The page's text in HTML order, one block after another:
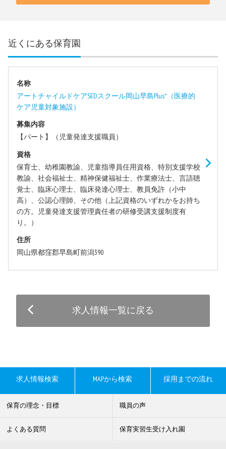
近くにある保育園
名称
アートチャイルドケアSEDスクール岡山早島Plus⁺（医療的
ケア児童対象施設）
募集内容
【パート】（児童発達支援職員）
資格
保育士、幼稚園教諭、児童指導員任用資格、特別支援学校
教諭、社会福祉士、精神保健福祉士、作業療法士、言語聴
覚士、臨床心理士、臨床発達心理士、教員免許（小中
高）、公認心理師、その他（上記資格のいずれかをお持ち
の方。児童発達支援管理責任者の研修受講支援制度有
り。）
住所
岡山県都窪郡早島町前潟390
求人情報一覧に戻る
求人情報検索 MAPから検索 採用までの流れ
保育の理念・目標 職員の声
よくある質問 保育実習生受け入れ園